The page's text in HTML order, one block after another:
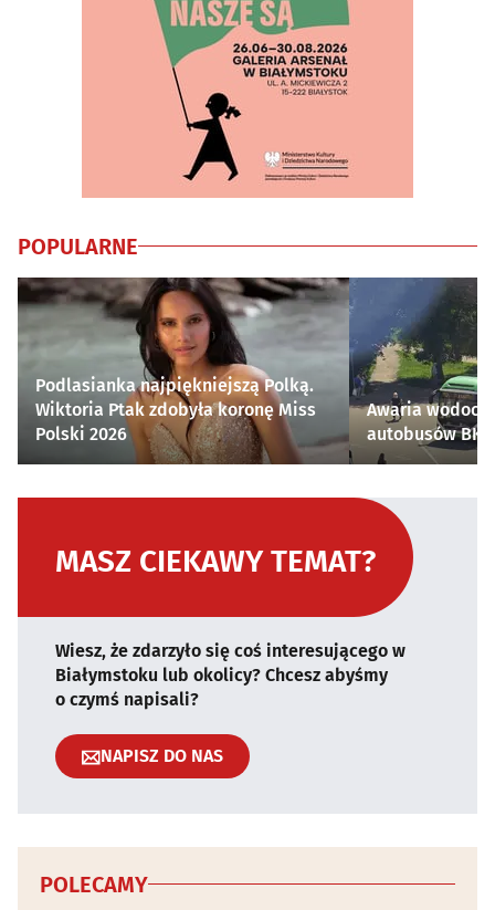
POPULARNE
Podlasianka najpiękniejszą Polką.
Wiktoria Ptak zdobyła koronę Miss
Polski 2026
Awaria
autobusów
MASZ CIEKAWY TEMAT?
Wiesz, że zdarzyło się coś interesującego w
Białymstoku lub okolicy? Chcesz abyśmy
o czymś napisali?
NAPISZ DO NAS
POLECAMY